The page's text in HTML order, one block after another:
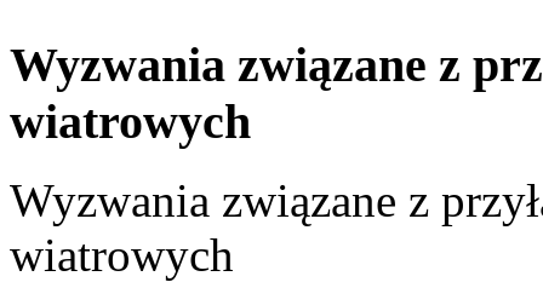
Wyzwania związane z
wiatrowych
Wyzwania związane z
wiatrowych